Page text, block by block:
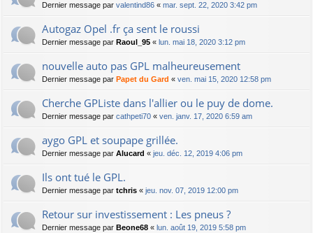
Dernier message par valentind86 « mar. sept. 22, 2020 3:42 pm
Autogaz Opel .fr ça sent le roussi
Dernier message par Raoul_95 « lun. mai 18, 2020 3:12 pm
nouvelle auto pas GPL malheureusement
Dernier message par Papet du Gard « ven. mai 15, 2020 12:58 pm
Cherche GPListe dans l'allier ou le puy de dome.
Dernier message par cathpeti70 « ven. janv. 17, 2020 6:59 am
aygo GPL et soupape grillée.
Dernier message par Alucard « jeu. déc. 12, 2019 4:06 pm
Ils ont tué le GPL.
Dernier message par tchris « jeu. nov. 07, 2019 12:00 pm
Retour sur investissement : Les pneus ?
Dernier message par Beone68 « lun. août 19, 2019 5:58 pm